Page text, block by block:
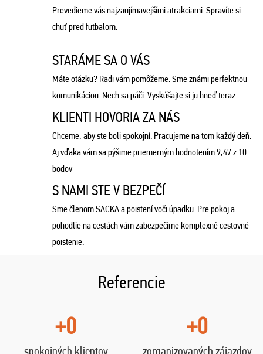
Prevedieme vás najzaujímavejšími atrakciami. Spravíte si
chuť pred futbalom.
STARÁME SA O VÁS
Máte otázku? Radi vám pomôžeme. Sme známi perfektnou
komunikáciou. Nech sa páči. Vyskúšajte si ju hneď teraz.
KLIENTI HOVORIA ZA NÁS
Chceme, aby ste boli spokojní. Pracujeme na tom každý deň.
Aj vďaka vám sa pýšime priemerným hodnotením 9,47 z 10
bodov
S NAMI STE V BEZPEČÍ
Sme členom SACKA a poistení voči úpadku. Pre pokoj a
pohodlie na cestách vám zabezpečíme komplexné cestovné
poistenie.
Referencie
+0
spokojných klientov
+0
zorganizovaných zájazdov